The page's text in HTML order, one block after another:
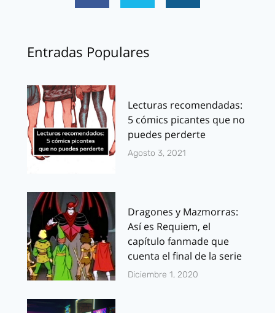
Entradas Populares
Lecturas recomendadas:
5 cómics picantes que no
puedes perderte
Agosto 3, 2021
Dragones y Mazmorras:
Así es Requiem, el
capítulo fanmade que
cuenta el final de la serie
Diciembre 1, 2020